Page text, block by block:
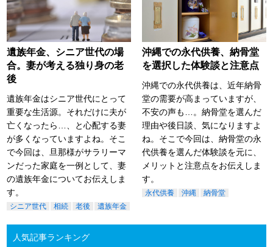
遺族年金、シニア世代の場
合。妻が考える独り身の老
後
遺族年金はシニア世代にとって
重要な生活源。それだけに夫が
亡くなったら…、と心配する妻
が多くなっていますよね。そこ
で今回は、旦那様がサラリーマ
ンだった家庭を一例として、妻
の遺族年金についてお伝えしま
す。
シニア世代 相続 老後 遺族年金
沖縄での永代供養、納骨堂
を選択した体験談と注意点
沖縄での永代供養は、近年納骨
堂の需要が高まっていますが、
不安の声も…。納骨堂を選んだ
理由や後日談、気になりますよ
ね。そこで今回は、納骨堂の永
代供養を選んだ体験談を元に、
メリットと注意点をお伝えしま
す。
永代供養 沖縄 納骨堂
人気記事ランキング